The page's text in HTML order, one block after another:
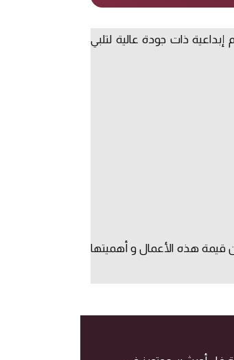
ذات جودة عالية لتلبي
قيمة هذه الأعمال و أهميتها